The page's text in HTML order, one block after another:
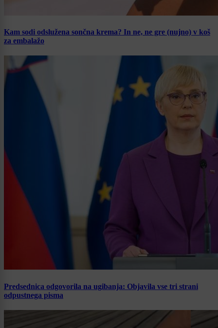
Kam sodi odslužena sončna krema? In ne, ne gre (nujno) v koš
za embalažo
Predsednica odgovorila na ugibanja: Objavila vse tri strani
odpustnega pisma